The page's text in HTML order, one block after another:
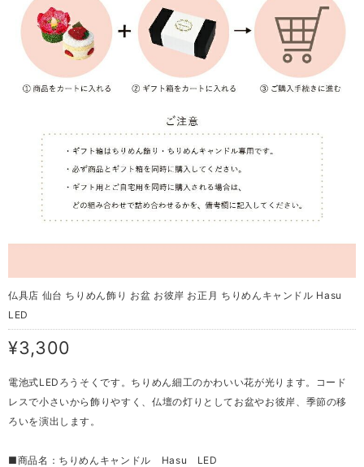
仏具店 仙台 ちりめん飾り お盆 お彼岸 お正月 ちりめんキャンドル Hasu
LED
¥3,300
電池式LEDろうそくです。ちりめん細工のかわいい花が光ります。コード
レスで小さいから飾りやすく、仏壇の灯りとしてお盆やお彼岸、季節の移
ろいを演出します。
■商品名：ちりめんキャンドル Hasu LED